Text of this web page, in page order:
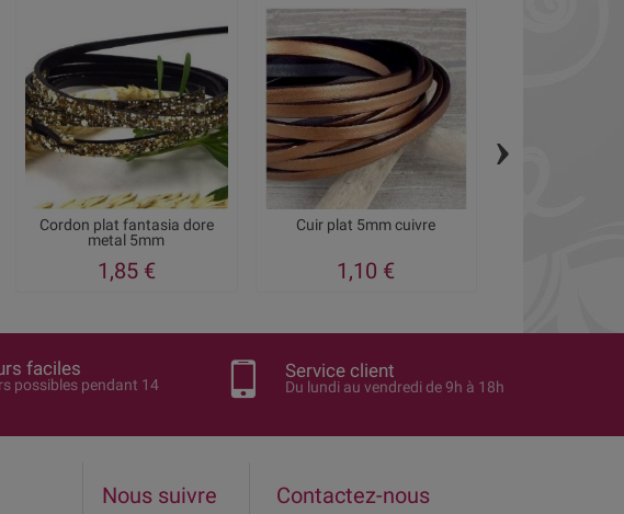
Cordon plat fantasia dore
metal 5mm
1,85 €
Cuir plat 5mm cuivre
1,10 €
›
faciles
possibles pendant 14
Service client
Du lundi au vendredi de 9h à 18h
Nous suivre Contactez-nous